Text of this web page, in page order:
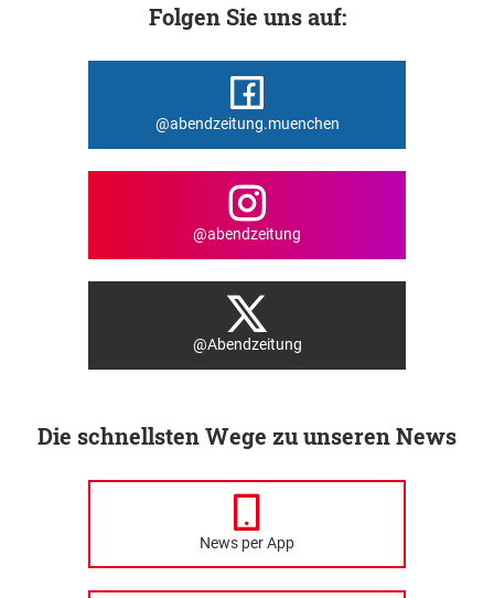
Folgen Sie uns auf:
@abendzeitung.muenchen
@abendzeitung
@Abendzeitung
Die schnellsten Wege zu unseren News
News per App